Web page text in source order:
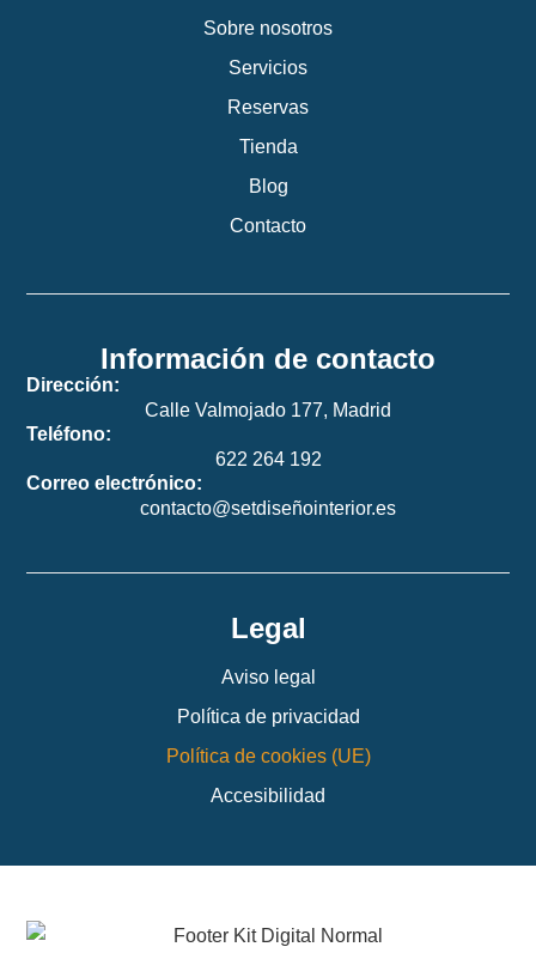
Sobre nosotros
Servicios
Reservas
Tienda
Blog
Contacto
Información de contacto
Dirección:
Calle Valmojado 177, Madrid
Teléfono:
622 264 192
Correo electrónico:
contacto@setdiseñointerior.es
Legal
Aviso legal
Política de privacidad
Política de cookies (UE)
Accesibilidad